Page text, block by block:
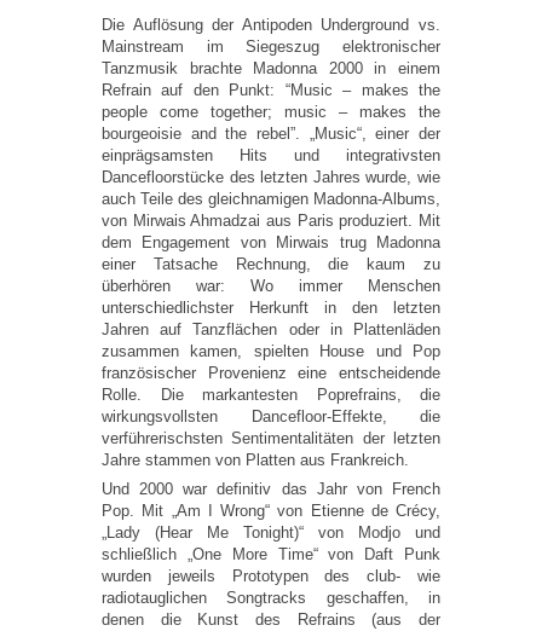
Die Auflösung der Antipoden Underground vs.
Mainstream im Siegeszug elektronischer
Tanzmusik brachte Madonna 2000 in einem
Refrain auf den Punkt: “Music – makes the
people come together; music – makes the
bourgeoisie and the rebel”. „Music“, einer der
einprägsamsten Hits und integrativsten
Dancefloorstücke des letzten Jahres wurde, wie
auch Teile des gleichnamigen Madonna-Albums,
von Mirwais Ahmadzai aus Paris produziert. Mit
dem Engagement von Mirwais trug Madonna
einer Tatsache Rechnung, die kaum zu
überhören war: Wo immer Menschen
unterschiedlichster Herkunft in den letzten
Jahren auf Tanzflächen oder in Plattenläden
zusammen kamen, spielten House und Pop
französischer Provenienz eine entscheidende
Rolle. Die markantesten Poprefrains, die
wirkungsvollsten Dancefloor-Effekte, die
verführerischsten Sentimentalitäten der letzten
Jahre stammen von Platten aus Frankreich.
Und 2000 war definitiv das Jahr von French
Pop. Mit „Am I Wrong“ von Etienne de Crécy,
„Lady (Hear Me Tonight)“ von Modjo und
schließlich „One More Time“ von Daft Punk
wurden jeweils Prototypen des club- wie
radiotauglichen Songtracks geschaffen, in
denen die Kunst des Refrains (aus der